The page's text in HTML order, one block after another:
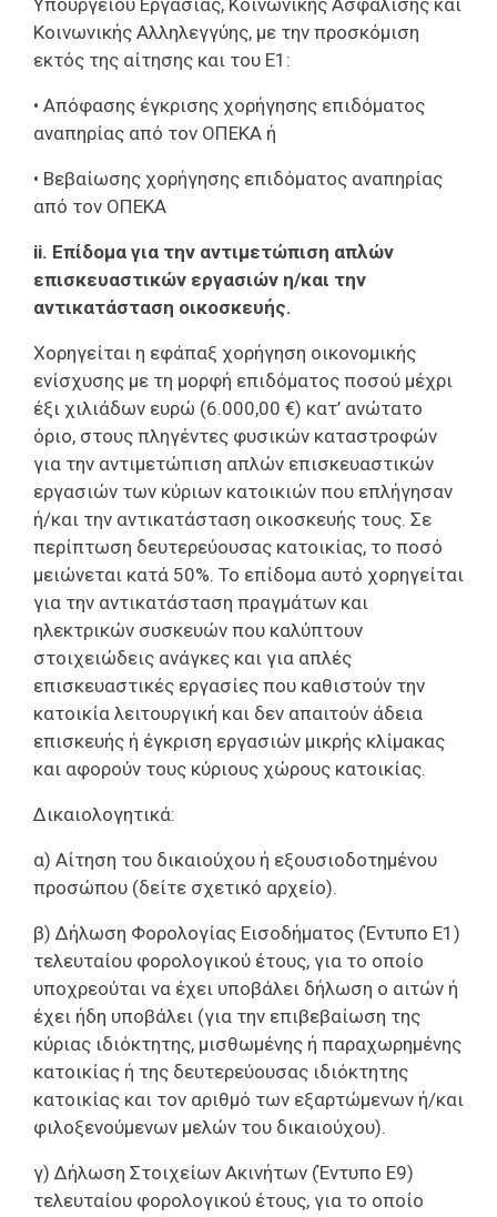
Υπουργείου Εργασίας, Κοινωνικής Ασφάλισης και
Κοινωνικής Αλληλεγγύης, με την προσκόμιση
εκτός της αίτησης και του Ε1:
• Απόφασης έγκρισης χορήγησης επιδόματος
αναπηρίας από τον ΟΠΕΚΑ ή
• Βεβαίωσης χορήγησης επιδόματος αναπηρίας
από τον ΟΠΕΚΑ
ii. Επίδομα για την αντιμετώπιση απλών
επισκευαστικών εργασιών η/και την
αντικατάσταση οικοσκευής.
Χορηγείται η εφάπαξ χορήγηση οικονομικής
ενίσχυσης με τη μορφή επιδόματος ποσού μέχρι
έξι χιλιάδων ευρώ (6.000,00 €) κατ’ ανώτατο
όριο, στους πληγέντες φυσικών καταστροφών
για την αντιμετώπιση απλών επισκευαστικών
εργασιών των κύριων κατοικιών που επλήγησαν
ή/και την αντικατάσταση οικοσκευής τους. Σε
περίπτωση δευτερεύουσας κατοικίας, το ποσό
μειώνεται κατά 50%. Το επίδομα αυτό χορηγείται
για την αντικατάσταση πραγμάτων και
ηλεκτρικών συσκευών που καλύπτουν
στοιχειώδεις ανάγκες και για απλές
επισκευαστικές εργασίες που καθιστούν την
κατοικία λειτουργική και δεν απαιτούν άδεια
επισκευής ή έγκριση εργασιών μικρής κλίμακας
και αφορούν τους κύριους χώρους κατοικίας.
Δικαιολογητικά:
α) Αίτηση του δικαιούχου ή εξουσιοδοτημένου
προσώπου (δείτε σχετικό αρχείο).
β) Δήλωση Φορολογίας Εισοδήματος (Έντυπο Ε1)
τελευταίου φορολογικού έτους, για το οποίο
υποχρεούται να έχει υποβάλει δήλωση ο αιτών ή
έχει ήδη υποβάλει (για την επιβεβαίωση της
κύριας ιδιόκτητης, μισθωμένης ή παραχωρημένης
κατοικίας ή της δευτερεύουσας ιδιόκτητης
κατοικίας και τον αριθμό των εξαρτώμενων ή/και
φιλοξενούμενων μελών του δικαιούχου).
γ) Δήλωση Στοιχείων Ακινήτων (Έντυπο Ε9)
τελευταίου φορολογικού έτους, για το οποίο